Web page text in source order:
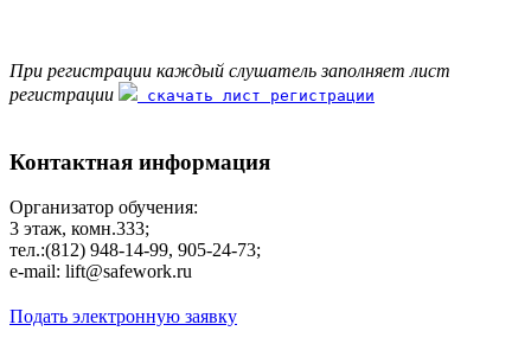
При регистрации каждый слушатель заполняет лист
регистрации
скачать лист регистрации
Контактная информация
Организатор обучения:
3 этаж, комн.333;
тел.:(812) 948-14-99, 905-24-73;
e-mail: lift@safework.ru
Подать электронную заявку